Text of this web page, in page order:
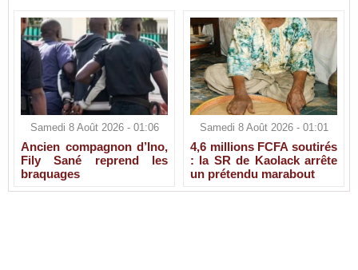
Samedi 8 Août 2026 - 01:06
Ancien compagnon d’Ino,
Fily Sané reprend les
braquages
Samedi 8 Août 2026 - 01:01
4,6 millions FCFA soutirés
: la SR de Kaolack arrête
un prétendu marabout